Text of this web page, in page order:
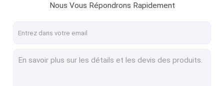
Nous Vous Répondrons Rapidement